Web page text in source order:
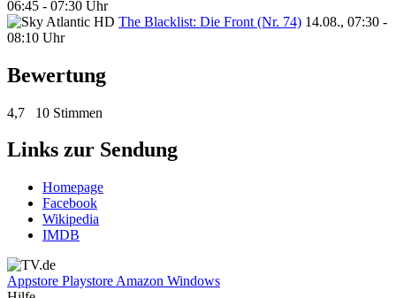
06:45 - 07:30 Uhr
The Blacklist: Die Front (Nr. 74) 14.08., 07:30 -
08:10 Uhr
Bewertung
4,7 10 Stimmen
Links zur Sendung
Homepage
Facebook
Wikipedia
IMDB
Appstore Playstore Amazon Windows